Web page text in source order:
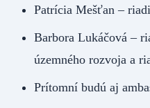
Patrícia Mešťan –
Barbora Lukáčová –
územného rozvoja a
Prítomní budú aj